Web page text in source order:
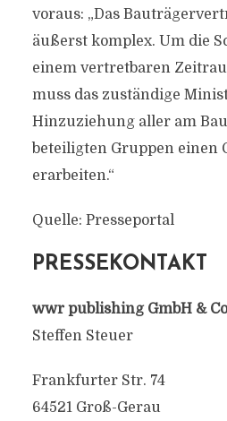
voraus: „Das
äußerst komplex. Um die
einem vertretbaren
muss das zuständige
Hinzuziehung aller am
beteiligten Gruppen einen
erarbeiten.“
Quelle: Presseportal
PRESSEKONTAKT
wwr publishing GmbH &
Steffen Steuer
Frankfurter Str. 74
64521 Groß-Gerau